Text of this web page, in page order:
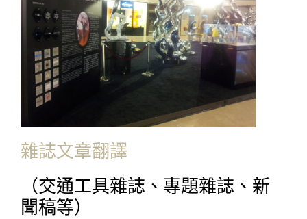
雜誌文章翻譯
（交通工具雜誌、專題雜誌、新
聞稿等）